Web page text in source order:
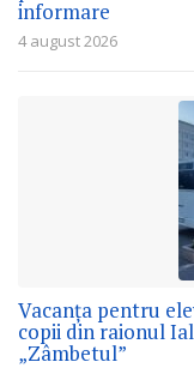
informare
4 august 2026
Vacanța pentru
copii din raionul
„Zâmbetul”